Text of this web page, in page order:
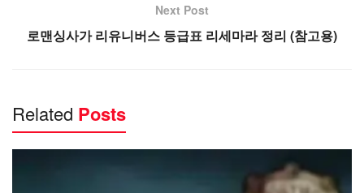
Next Post
로맨싱사가 리유니버스 등급표 리세마라 정리 (참고용)
Related Posts